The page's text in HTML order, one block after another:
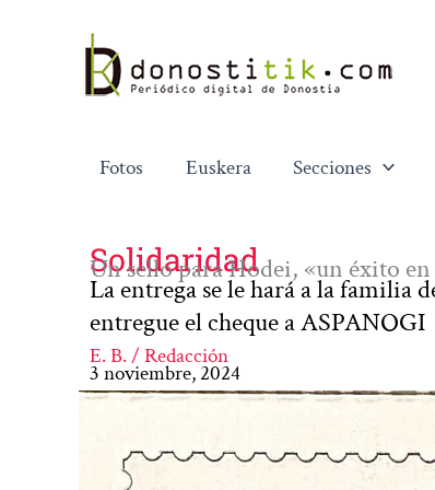
contenido
Fotos Euskera Secciones
Solidaridad
Un sello para Hodei, «un éxito
La entrega se le hará a la familia
entregue el cheque a ASPANOGI
E. B. / Redacción
3 noviembre, 2024